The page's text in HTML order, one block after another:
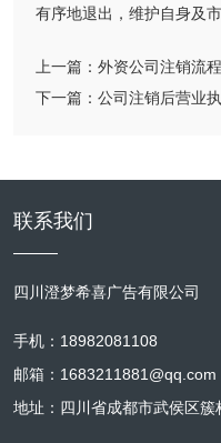
有序地退出，维护自身及
上一篇： 外资公司注销流
下一篇： 公司注销后营业
联系我们
四川澄梦希喜广告有限公司
手机：18982081108
邮箱：1683211881@qq.com
地址：四川省成都市武侯区